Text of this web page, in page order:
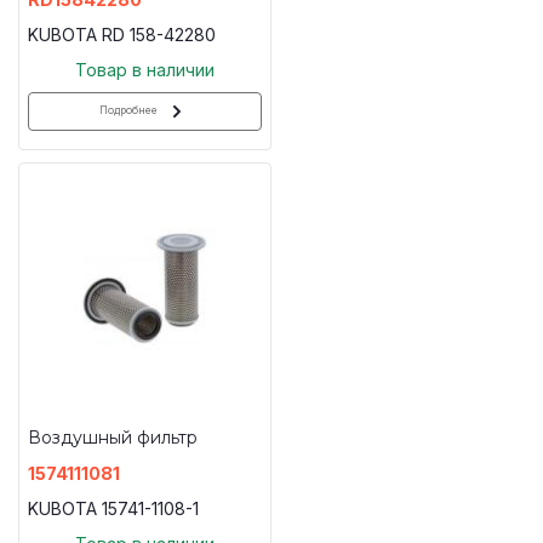
KUBOTA RD 158-42280
Товар в наличии
Подробнее
Воздушный фильтр
1574111081
KUBOTA 15741-1108-1